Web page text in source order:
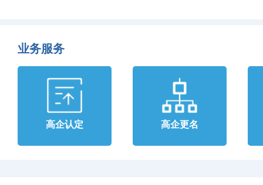
业务服务
高企认定 高企更名